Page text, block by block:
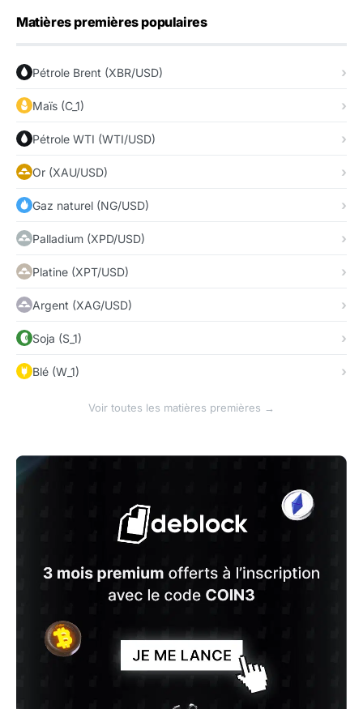
Matières premières populaires
Pétrole Brent (XBR/USD)
Maïs (C_1)
Pétrole WTI (WTI/USD)
Or (XAU/USD)
Gaz naturel (NG/USD)
Palladium (XPD/USD)
Platine (XPT/USD)
Argent (XAG/USD)
Soja (S_1)
Blé (W_1)
Voir toutes les matières premières →